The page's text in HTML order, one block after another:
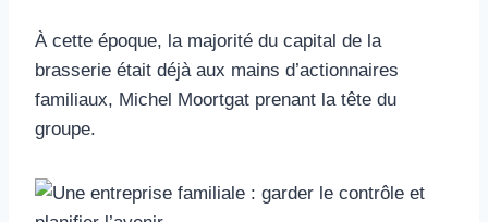
À cette époque, la majorité du capital de la
brasserie était déjà aux mains d’actionnaires
familiaux, Michel Moortgat prenant la tête du
groupe.